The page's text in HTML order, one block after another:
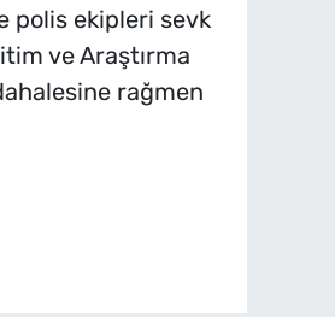
polis ekipleri sevk
ve Araştırma
rağmen